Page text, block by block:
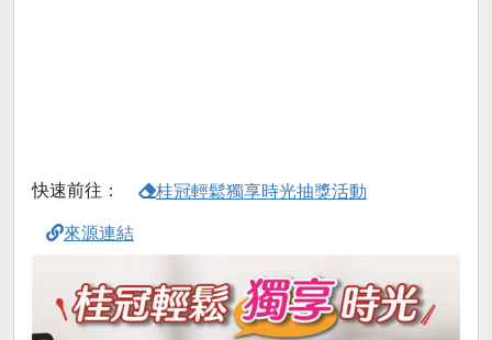
快速前往： 桂冠輕鬆獨享時光抽獎活動
來源連結